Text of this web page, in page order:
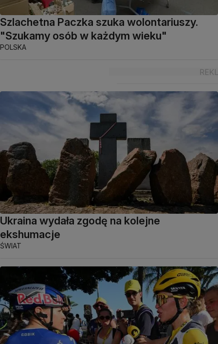
Szlachetna Paczka szuka wolontariuszy.
"Szukamy osób w każdym wieku"
POLSKA
Ukraina wydała zgodę na kolejne
ekshumacje
ŚWIAT